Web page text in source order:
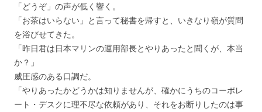
「どうぞ」の声が低く響く。
「お茶はいらない」と言って秘書を帰すと、いきなり嶺が質問
を浴びせてきた。
「昨日君は日本マリンの運用部長とやりあったと聞くが、本当
か？」
威圧感のある口調だ。
「やりあったかどうかは知りませんが、確かにうちのコーポレ
ート・デスクに理不尽な依頼があり、それをお断りしたのは事